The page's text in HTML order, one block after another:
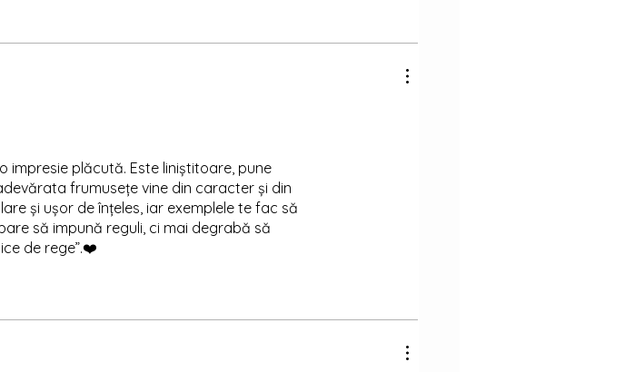
plăcută. Este liniștitoare, pune
frumusețe vine din caracter și din
și ușor de înțeles, iar exemplele te fac să
să impună reguli, ci mai degrabă să
de rege”.❤️